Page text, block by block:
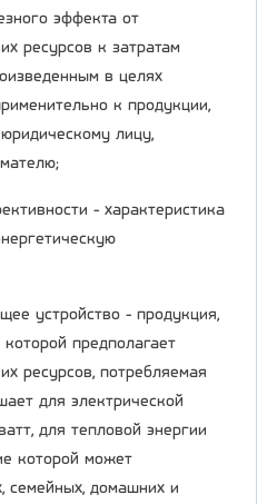
эффекта от
ресурсов к затратам
в целях
к продукции,
лицу,
- характеристика
устройство - продукция,
предполагает
ресурсов, потребляемая
для электрической
для тепловой энергии
которой может
семейных, домашних и